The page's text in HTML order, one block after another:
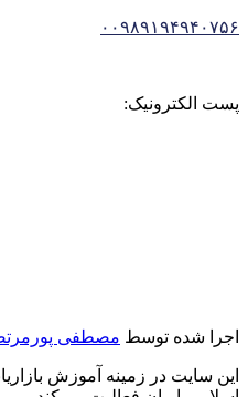
۰۰۹۸۹۱۹۴۹۴۰۷۵۶
پست الکترونیک:
اجرا شده توسط مصطفی
این سایت در زمینه آموزش